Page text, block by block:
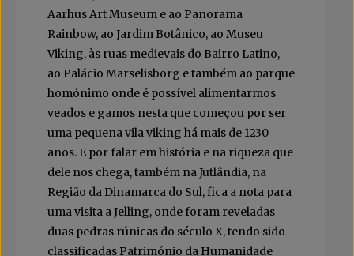
Aarhus Art Museum e ao Panorama
Rainbow, ao Jardim Botânico, ao Museu
Viking, às ruas medievais do Bairro Latino,
ao Palácio Marselisborg e também ao parque
homónimo onde é possível alimentarmos
veados e gamos nesta que começou por ser
uma pequena vila viking há mais de 1230
anos. E por falar em história e na riqueza que
dele nos chega, também na Jutlândia, na
Região da Dinamarca do Sul, fica a nota para
uma visita a Jelling, onde foram reveladas
duas pedras rúnicas do século X, tendo sido
classificadas Património da Humanidade